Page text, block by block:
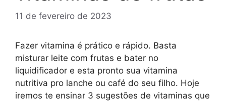
11 de fevereiro de 2023
Fazer vitamina é prático e rápido. Basta
misturar leite com frutas e bater no
liquidificador e esta pronto sua vitamina
nutritiva pro lanche ou café do seu filho. Hoje
iremos te ensinar 3 sugestões de vitaminas que